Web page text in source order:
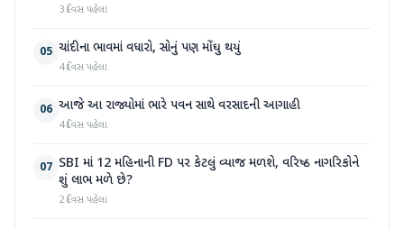
3 દિવસ પહેલા
05 ચાંદીના ભાવમાં વધારો, સોનું પણ મોંઘુ થયું
4 દિવસ પહેલા
06 આજે આ રાજ્યોમાં ભારે પવન સાથે વરસાદની આગાહી
4 દિવસ પહેલા
07 SBI માં 12 મહિનાની FD પર કેટલું વ્યાજ મળશે, વરિષ્ઠ નાગરિકોને
શું લાભ મળે છે?
2 દિવસ પહેલા